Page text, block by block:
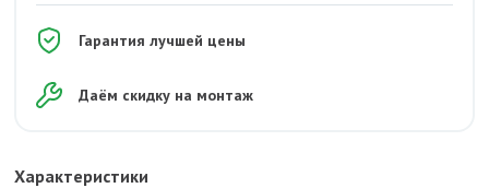
Гарантия лучшей цены
Даём скидку на монтаж
Характеристики